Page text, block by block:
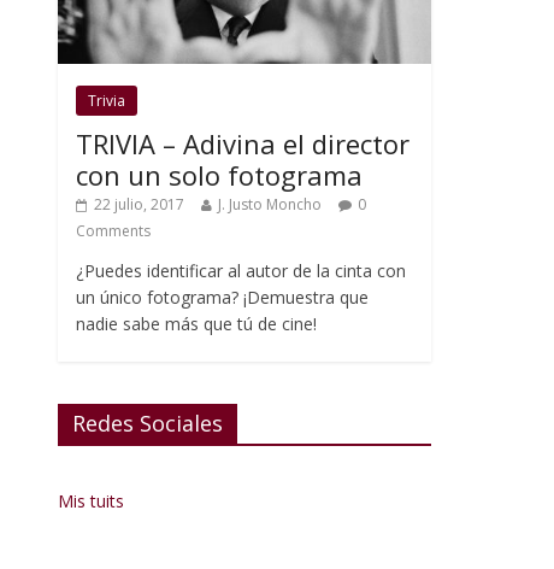
Trivia
TRIVIA – Adivina el director
con un solo fotograma
22 julio, 2017 J. Justo Moncho
0
Comments
¿Puedes identificar al autor de la cinta con
un único fotograma? ¡Demuestra que
nadie sabe más que tú de cine!
Redes Sociales
Mis tuits